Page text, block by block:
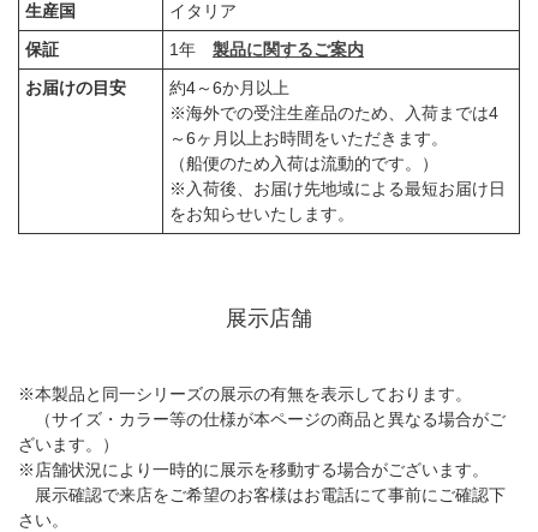
生産国
イタリア
保証
1年 製品に関するご案内
お届けの目安
約4～6か月以上
※海外での受注生産品のため、入荷までは4
～6ヶ月以上お時間をいただきます。
（船便のため入荷は流動的です。）
※入荷後、お届け先地域による最短お届け日
をお知らせいたします。
展示店舗
※本製品と同一シリーズの展示の有無を表示しております。
（サイズ・カラー等の仕様が本ページの商品と異なる場合がご
ざいます。）
※店舗状況により一時的に展示を移動する場合がございます。
展示確認で来店をご希望のお客様はお電話にて事前にご確認下
さい。